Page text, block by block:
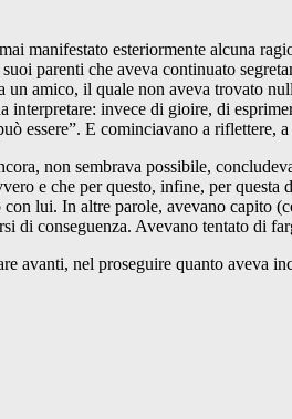
manifestato esteriormente alcuna
parenti che aveva continuato
amico, il quale non aveva trovato
interpretare: invece di gioire, di
essere”. E cominciavano a riflettere, a
non sembrava possibile,
e che per questo, infine, per
lui. In altre parole, avevano
di conseguenza. Avevano tentato di
avanti, nel proseguire quanto